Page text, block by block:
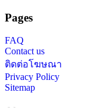
Pages
FAQ
Contact us
ติดต่อโฆษณา
Privacy Policy
Sitemap